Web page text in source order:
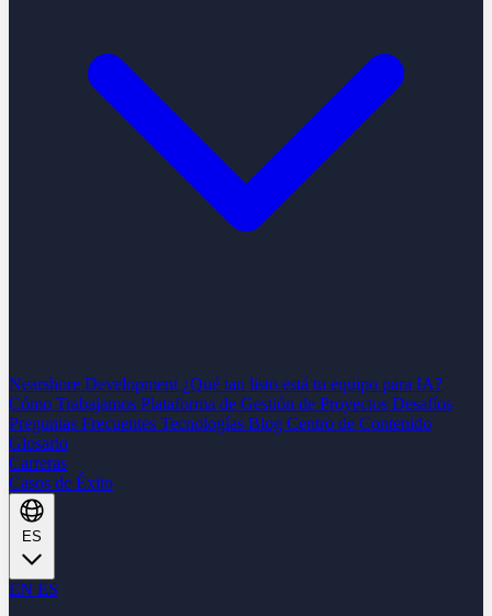
Nearshore Development ¿Qué tan listo está tu equipo para IA?
Cómo Trabajamos Plataforma de Gestión de Proyectos Desafíos
Preguntas Frecuentes Tecnologías Blog Centro de Contenido
Glosario
Carreras
Casos de Éxito
EN ES